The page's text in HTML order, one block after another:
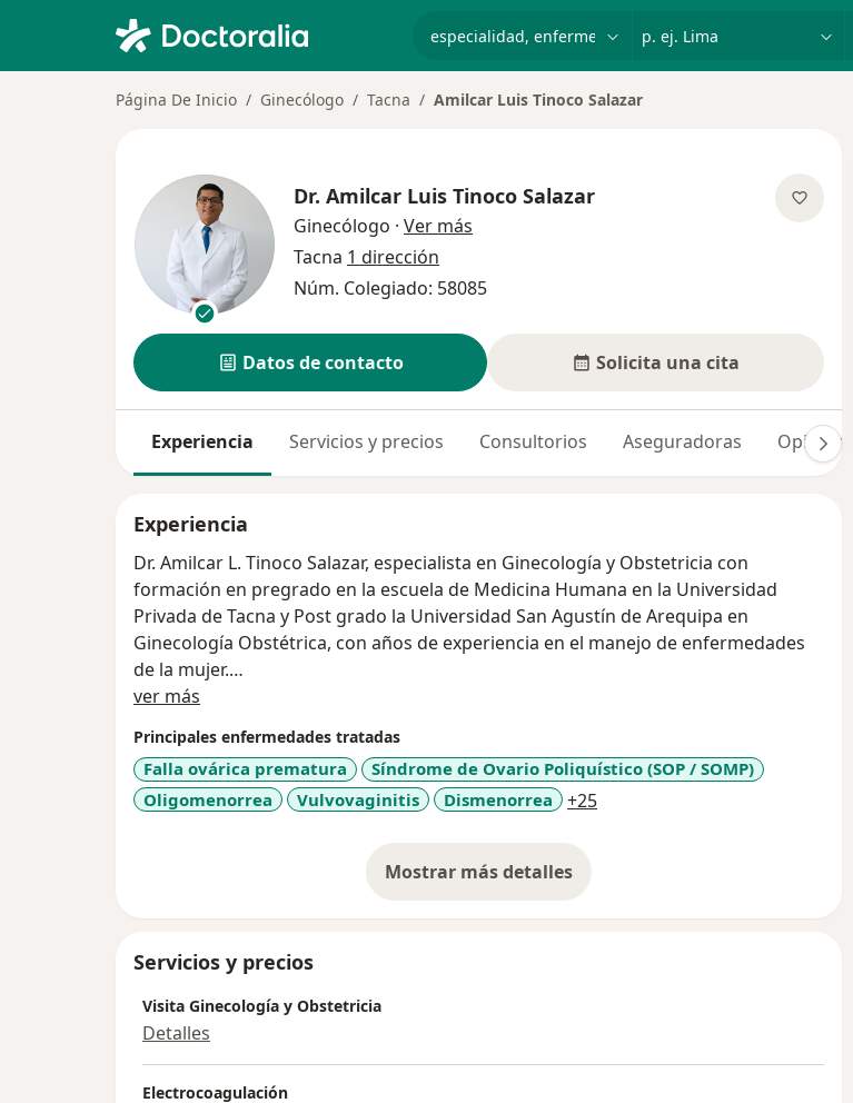
Página De Inicio Ginecólogo Tacna Amilcar Luis Tinoco Salazar
Dr. Amilcar Luis Tinoco Salazar
Ginecólogo · Ver más
Tacna 1 dirección
Núm. Colegiado: 58085
Datos de contacto Solicita una cita
Experiencia Servicios y precios Consultorios Aseguradoras Opiniones
Experiencia
Dr. Amilcar L. Tinoco Salazar, especialista en Ginecología y Obstetricia con
formación en pregrado en la escuela de Medicina Humana en la Universidad
Privada de Tacna y Post grado la Universidad San Agustín de Arequipa en
Ginecología Obstétrica, con años de experiencia en el manejo de enfermedades
de la mujer.
vocación de servicios y la ardua labor que implica esta profesión. Se caracteriza
por el respeto, trato cordial, comunicación constante y vocación de servicio para
con sus pacientes, quienes se han mostrado satisfechos con la labor que viene
Actualmente forma parte del Staff de profesional de Clínica Isabel, Clínica la Luz y
ver más
Principales enfermedades tratadas
Falla ovárica prematura
Síndrome de Ovario Poliquístico (SOP / SOMP)
Oligomenorrea
Vulvovaginitis Dismenorrea +25a11y_sr_more_diseases
Mostrar más detalles
sobre la experiencia
Servicios y precios
Visita Ginecología y Obstetricia
Detalles
Electrocoagulación